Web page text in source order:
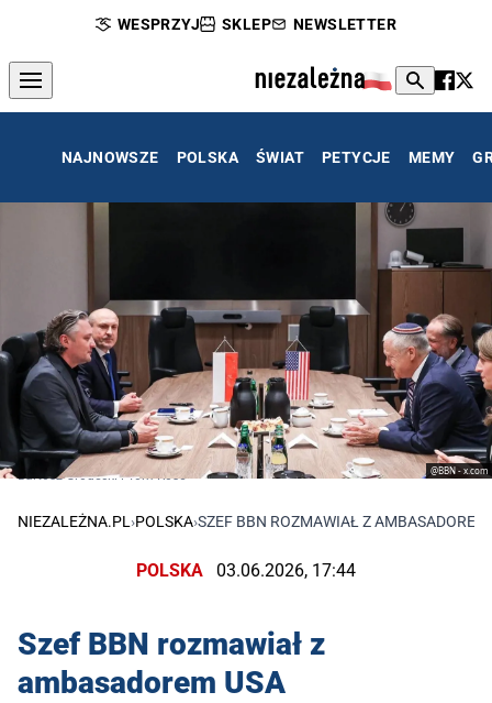
WESPRZYJ SKLEP NEWSLETTER
NAJNOWSZE POLSKA ŚWIAT PETYCJE MEMY
@BBN - x.com
Bartosz Grodecki i Tom Rose
NIEZALEŻNA.PL ›POLSKA›SZEF BBN ROZMAWIAŁ Z AMBASADOREM
POLSKA 03.06.2026, 17:44
Szef BBN rozmawiał z
ambasadorem USA